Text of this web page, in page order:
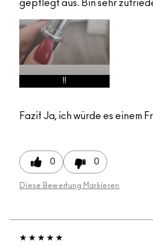
gepflegt aus. Bin sehr
!!
Fazit Ja, ich würde es einem
0 0
Diese Bewertung Markieren